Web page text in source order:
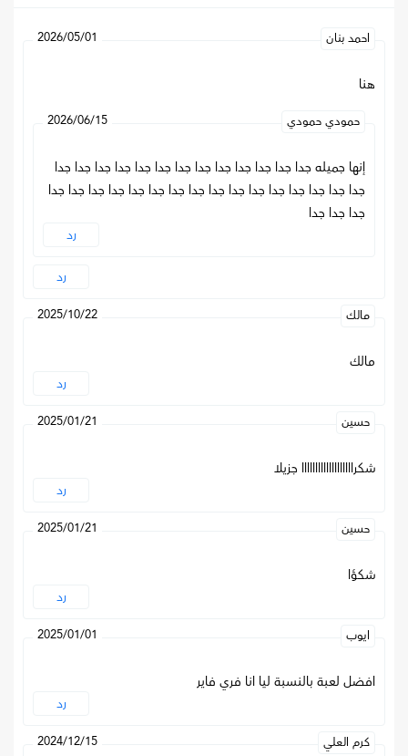
احمد بنان 2026/05/01
هنا
رد
حمودي حمودي 2026/06/15
إنها جميله جدا جدا جدا جدا جدا جدا جدا جدا جدا جدا جدا جدا جدا
جدا جدا جدا جدا جدا جدا جدا جدا جدا جدا جدا جدا جدا جدا جدا جدا
جدا جدا جدا
رد
مالك 2025/10/22
مالك
رد
حسين 2025/01/21
شكرااااااااااااااااااا جزيلا
رد
حسين 2025/01/21
شكؤا
رد
ايوب 2025/01/01
افضل لعبة بالنسبة ليا انا فري فاير
رد
كرم العلي 2024/12/15